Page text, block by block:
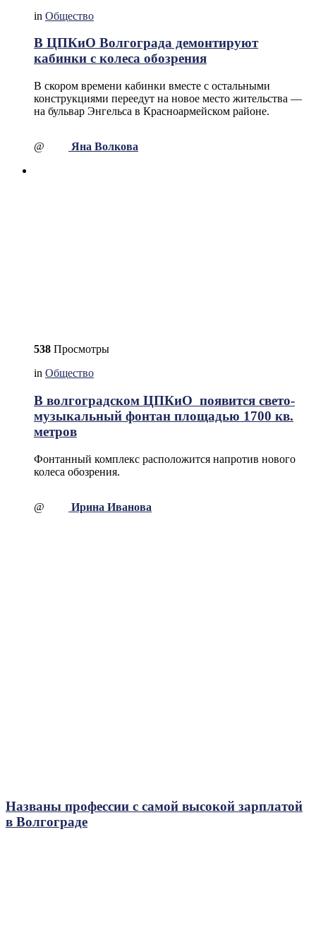
in Общество
В ЦПКиО Волгограда демонтируют
кабинки с колеса обозрения
В скором времени кабинки вместе с остальными
конструкциями переедут на новое место жительства —
на бульвар Энгельса в Красноармейском районе.
@ Яна Волкова
538 Просмотры
in Общество
В волгоградском ЦПКиО появится свето-
музыкальный фонтан площадью 1700 кв.
метров
Фонтанный комплекс расположится напротив нового
колеса обозрения.
@ Ирина Иванова
Названы профессии с самой высокой зарплатой
в Волгограде